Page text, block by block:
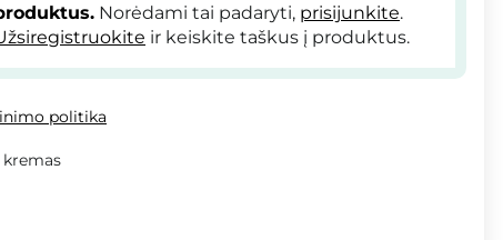
Norėdami tai padaryti, prisijunkite.
ir keiskite taškus į produktus.
politika